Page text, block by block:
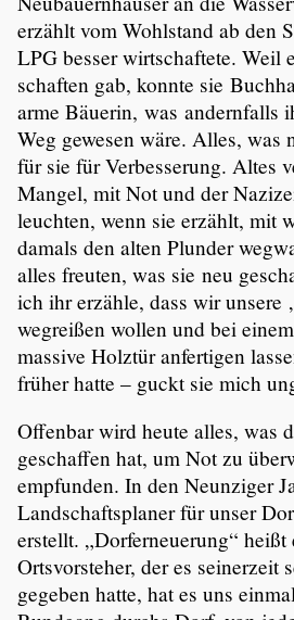
erzählt vom Wohlstand ab den
LPG besser wirtschaf­tete. Weil
schaften gab, konnte sie
arme Bäuerin, was andern­falls
Weg gewesen wäre. Alles, was
für sie für Verbes­se­rung. Altes
Mangel, mit Not und der
leuchten, wenn sie erzählt, mit
damals den alten Plunder
alles freuten, was sie neu
ich ihr erzähle, dass wir unsere
wegreißen wollen und bei
massive Holztür anfer­tigen
früher hatte – guckt sie mich
Offenbar wird heute alles, was
geschaffen hat, um Not zu
empfunden. In den Neunziger
Landschafts­planer für unser
erstellt. „Dorfer­neue­rung“ heißt
Ortsvor­steher, der es seiner­zeit
gegeben hatte, hat es uns